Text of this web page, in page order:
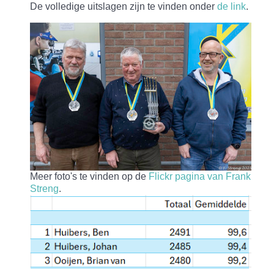
De volledige uitslagen zijn te vinden onder de link.
Meer foto's te vinden op de Flickr pagina van Frank
Streng.